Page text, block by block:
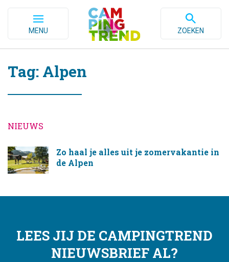
MENU ZOEKEN
Tag: Alpen
NIEUWS
Zo haal je alles uit je zomervakantie in
de Alpen
LEES JIJ DE CAMPINGTREND
NIEUWSBRIEF AL?